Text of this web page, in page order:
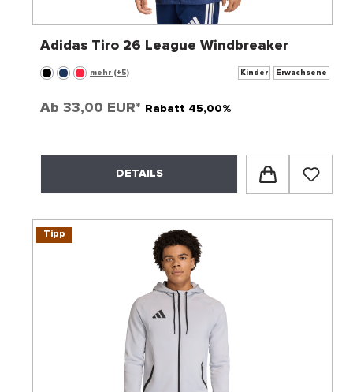
Adidas Tiro 26 League Windbreaker
mehr (+5) Kinder Erwachsene
Ab 33,00 EUR* Rabatt 45,00%
DETAILS
Tipp